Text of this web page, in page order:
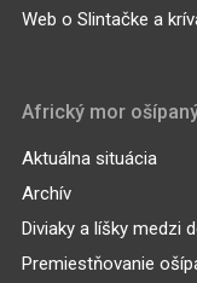
Web o Slintačke a
Africký mor
Aktuálna situácia
Archív
Diviaky a líšky medzi
Premiestňovanie